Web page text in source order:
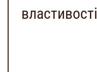
властивості